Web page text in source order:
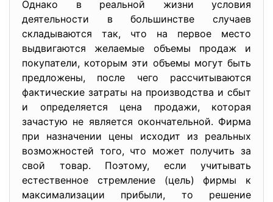
Однако в реальной жизни условия
деятельности в большинстве случаев
складываются так, что на первое место
выдвигаются желаемые объемы продаж и
покупатели, которым эти объемы могут быть
предложены, после чего рассчитываются
фактические затраты на производства и сбыт
и определяется цена продажи, которая
зачастую не является окончательной. Фирма
при назначении цены исходит из реальных
возможностей того, что может получить за
свой товар. Поэтому, если учитывать
естественное стремление (цель) фирмы к
максимализации прибыли, то решение